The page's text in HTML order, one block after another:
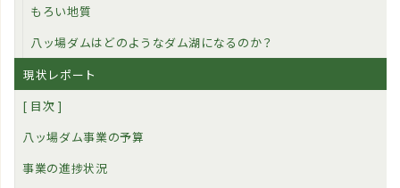
もろい地質
八ッ場ダムはどのようなダム湖になるのか？
現状レポート
[ 目次 ]
八ッ場ダム事業の予算
事業の進捗状況